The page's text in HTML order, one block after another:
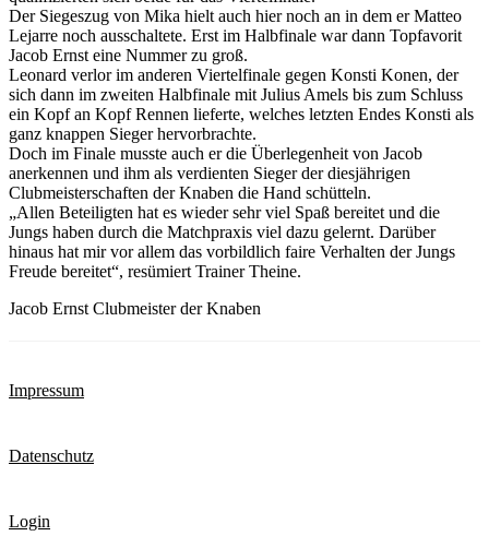
Der Siegeszug von Mika hielt auch hier noch an in dem er Matteo
Lejarre noch ausschaltete. Erst im Halbfinale war dann Topfavorit
Jacob Ernst eine Nummer zu groß.
Leonard verlor im anderen Viertelfinale gegen Konsti Konen, der
sich dann im zweiten Halbfinale mit Julius Amels bis zum Schluss
ein Kopf an Kopf Rennen lieferte, welches letzten Endes Konsti als
ganz knappen Sieger hervorbrachte.
Doch im Finale musste auch er die Überlegenheit von Jacob
anerkennen und ihm als verdienten Sieger der diesjährigen
Clubmeisterschaften der Knaben die Hand schütteln.
„Allen Beteiligten hat es wieder sehr viel Spaß bereitet und die
Jungs haben durch die Matchpraxis viel dazu gelernt. Darüber
hinaus hat mir vor allem das vorbildlich faire Verhalten der Jungs
Freude bereitet“, resümiert Trainer Theine.
Jacob Ernst Clubmeister der Knaben
Impressum
Datenschutz
Login